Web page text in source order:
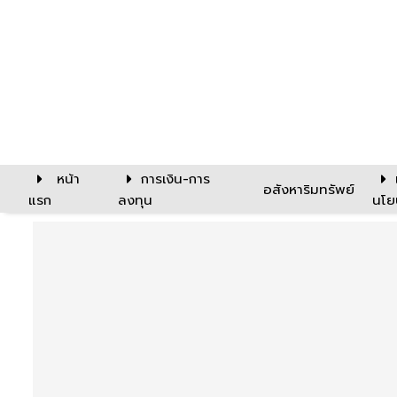
หน้า
แรก
การเงิน-การ
ลงทุน
อสังหาริมทรัพย์
นโ